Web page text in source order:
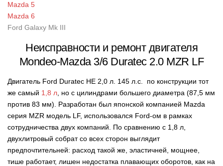
Mazda 5
Mazda 6
Ford Galaxy Mk III
Неисправности и ремонт двигателя
Mondeo-Mazda 3/6 Duratec 2.0 MZR LF
Двигатель Ford Duratec HE 2,0 л. 145 л.с. по конструкции тот
же самый 1,8 л , но с цилиндрами большего диаметра (87,5 мм
против 83 мм). Разработан был японской компанией Mazda
серия MZR модель LF, использовался Ford-ом в рамках
сотрудничества двух компаний. По сравнению с 1,8 л,
двухлитровый собрат со всех сторон выглядит
предпочтительней: расход такой же, эластичней, мощнее,
тише работает, лишен недостатка плавающих оборотов, как на